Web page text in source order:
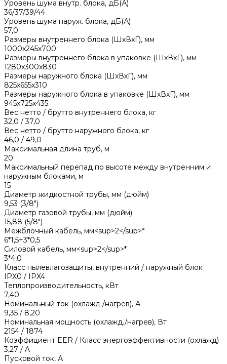
Уровень шума внутр. блока, дБ(А)
36/37/39/44
Уровень шума наруж. блока, дБ(А)
57,0
Размеры внутреннего блока (ШхВхГ), мм
1000x245x700
Размеры внутреннего блока в упаковке (ШхВхГ), мм
1280x300x830
Размеры наружного блока (ШхВхГ), мм
825x655x310
Размеры наружного блока в упаковке (ШхВхГ), мм
945x725x435
Вес нетто / брутто внутреннего блока, кг
32,0 / 37,0
Вес нетто / брутто наружного блока, кг
46,0 / 49,0
Максимальная длина труб, м
20
Максимальный перепад по высоте между внутренним и
наружным блоками, м
15
Диаметр жидкостной трубы, мм (дюйм)
9,53 (3/8")
Диаметр газовой трубы, мм (дюйм)
15,88 (5/8")
Межблочный кабель, мм<sup>2</sup>*
6*1,5+3*0,5
Силовой кабель, мм<sup>2</sup>*
3*4,0
Класс пылевлагозащиты, внутренний / наружный блок
IPX0 / IPX4
Теплопроизводительность, кВт
7,40
Номинальный ток (охлажд./нагрев), А
9,35 / 8,20
Номинальная мощность (охлажд./нагрев), Вт
2154 / 1874
Коэффициент EER / Класс энергоэффективности (охлажд)
3,27 / A
Пусковой ток, А